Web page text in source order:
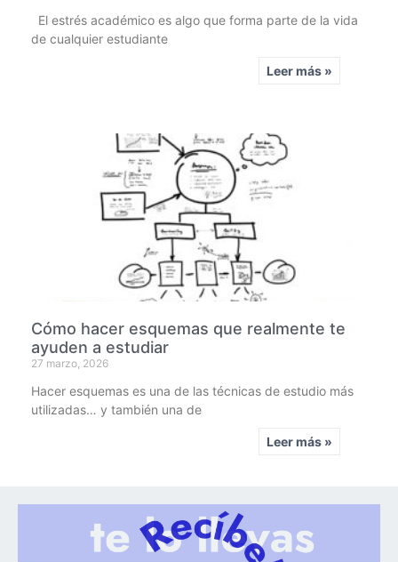
El estrés académico es algo que forma parte de la vida
de cualquier estudiante
Leer más »
Cómo hacer esquemas que realmente te
ayuden a estudiar
27 marzo, 2026
Hacer esquemas es una de las técnicas de estudio más
utilizadas… y también una de
Leer más »